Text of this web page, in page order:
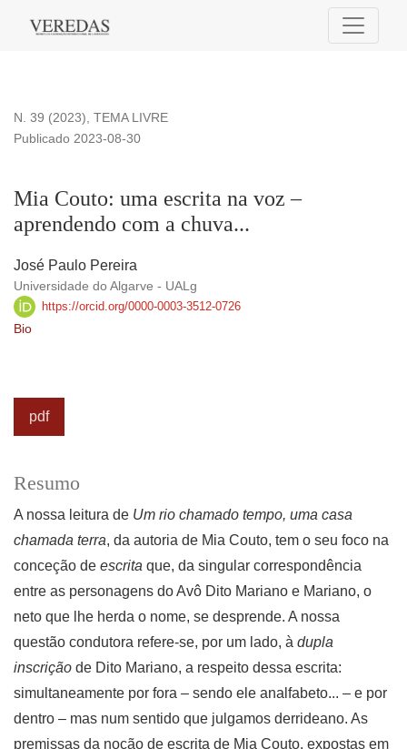
Mia Couto: uma escrita na voz – aprendendo com a chuva...
N. 39 (2023), TEMA LIVRE
Mia Couto: uma escrita na voz –
aprendendo com a chuva...
Publicado 2023-08-30
José Paulo Pereira
Universidade do Algarve - UALg
https://orcid.org/0000-0003-3512-0726
Bio
pdf
Resumo
A nossa leitura de Um rio chamado tempo, uma casa
chamada terra, da autoria de Mia Couto, tem o seu foco na
conceção de escrita que, da singular correspondência
entre as personagens do Avô Dito Mariano e Mariano, o
neto que lhe herda o nome, se desprende. A nossa
questão condutora refere-se, por um lado, à dupla
inscrição de Dito Mariano, a respeito dessa escrita:
simultaneamente por fora – sendo ele analfabeto... – e por
dentro – mas num sentido que julgamos derrideano. As
premissas da noção de escrita de Mia Couto, expostas em